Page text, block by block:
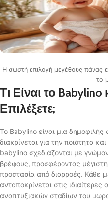
Η σωστή επιλογή μεγέθους πάνας
το
Τι Είναι το Babylino
Επιλέξετε;
Το Babylino είναι μία δημοφιλής
διακρίνεται για την ποιότητα
babylino σχεδιάζονται με
βρέφους, προσφέροντας
προστασία από διαρροές. Κάθε
ανταποκρίνεται στις
αναπτυξιακών σταδίων του